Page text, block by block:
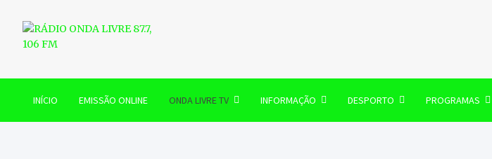
content
RÁDIO ONDA LIVRE 87.7, 106 FM
INÍCIO EMISSÃO ONLINE ONDA LIVRE TV INFORMAÇÃO DESPORTO PROGRAMAS